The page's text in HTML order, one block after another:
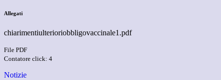
Allegati
chiarimentiulterioriobbligovaccinale1.pdf
File PDF
Contatore click: 4
Notizie